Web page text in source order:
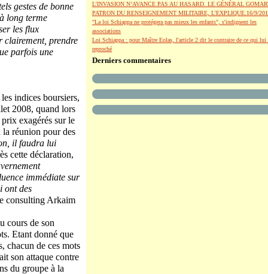
gestes de bonne
long terme
les flux
clairement, prendre
parfois une
indices boursiers,
2008, quand lors
exagérés sur le
réunion pour des
il faudra lui
cette déclaration,
immédiate sur
ont des
consulting Arkaim
cours de son
Etant donné que
chacun de ces mots
son attaque contre
du groupe à la
L’INVASION N’AVANCE PAS AU HASARD. LE GÉNÉRAL
PATRON DU RENSEIGNEMENT MILITAIRE, L’EXPLIQUE.16/9/
"La loi Schiappa ne protégera pas mieux les enfants", s'indignent les
associations
Loi Schiappa : pour Maître Eolas, l'article 2 dit le contraire de ce qui lui
reproché
Derniers commentaires